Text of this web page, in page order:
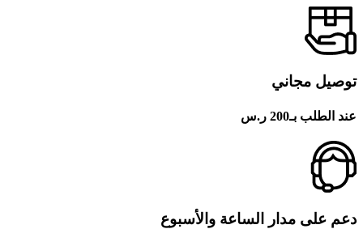
توصيل مجاني
عند الطلب بـ200 ر.س
دعم على مدار الساعة والأسبوع